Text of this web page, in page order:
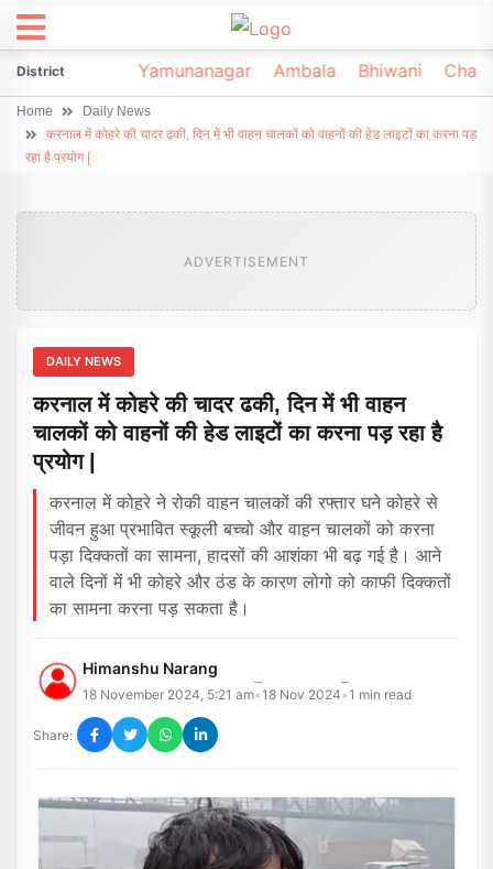
DistrictSonipat Yamunanagar Ambala Bhiwani
Home
Daily News
करनाल में कोहरे की चादर ढकी, दिन में भी वाहन चालकों को वाहनों की हेड लाइटों का करना पड़
रहा है प्रयोग |
ADVERTISEMENT
DAILY NEWS
करनाल में कोहरे की चादर ढकी, दिन में भी वाहन
चालकों को वाहनों की हेड लाइटों का करना पड़ रहा है
प्रयोग |
करनाल में कोहरे ने रोकी वाहन चालकों की रफ्तार घने कोहरे से
जीवन हुआ प्रभावित स्कूली बच्चो और वाहन चालकों को करना
पड़ा दिक्कतों का सामना, हादसों की आशंका भी बढ़ गई है। आने
वाले दिनों में भी कोहरे और ठंड के कारण लोगो को काफी दिक्कतों
का सामना करना पड़ सकता है।
Himanshu Narang
18 November 2024, 5:21 am•18 Nov 2024•1 min read
Share: